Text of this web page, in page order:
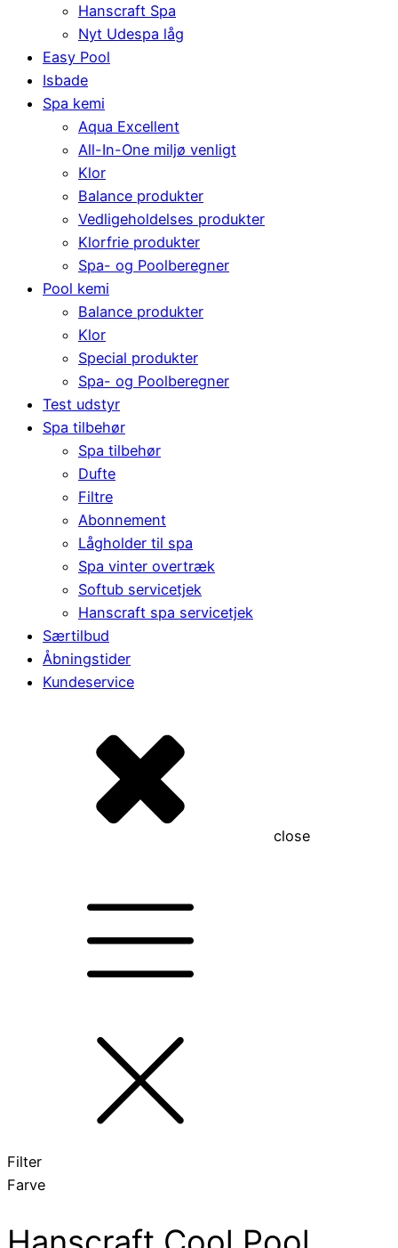
Hanscraft Spa
Nyt Udespa låg
Easy Pool
Isbade
Spa kemi
Aqua Excellent
All-In-One miljø venligt
Klor
Balance produkter
Vedligeholdelses produkter
Klorfrie produkter
Spa- og Poolberegner
Pool kemi
Balance produkter
Klor
Special produkter
Spa- og Poolberegner
Test udstyr
Spa tilbehør
Spa tilbehør
Dufte
Filtre
Abonnement
Lågholder til spa
Spa vinter overtræk
Softub servicetjek
Hanscraft spa servicetjek
Særtilbud
Åbningstider
Kundeservice
close
Filter
Farve